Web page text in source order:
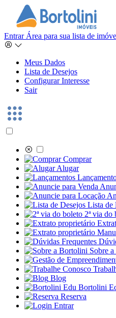
Entrar Área para sua lista de
Meus Dados
Lista de Desejos
Configurar Interesse
Sair
Comprar
Alugar
Lista de
2ª via do
Sobre
Blog
Bortolini
Reserva
Entrar